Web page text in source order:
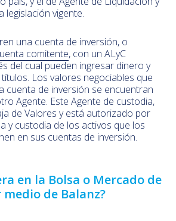
legislación vigente.
una cuenta de inversión, o
comitente, con un ALyC
del cual pueden ingresar dinero y
Los valores negociables que
cuenta de inversión se encuentran
Agente. Este Agente de custodia,
de Valores y está autorizado por
y custodia de los activos que los
en sus cuentas de inversión.
en la Bolsa o Mercado de
de Balanz?